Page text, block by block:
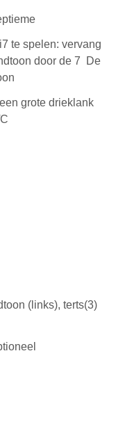
te spelen: vervang
door de 7 De
grote drieklank
(links), terts(3)